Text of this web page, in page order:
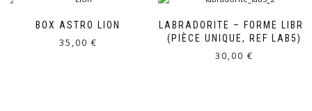
BOX ASTRO LION
35,00 €
LABRADORITE – FORME LIBRE
(PIÈCE UNIQUE, REF LAB5)
30,00 €